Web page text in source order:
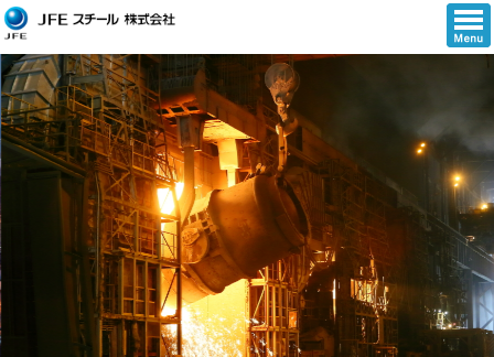
コ
ン
テ
ン
ツ
へ
動